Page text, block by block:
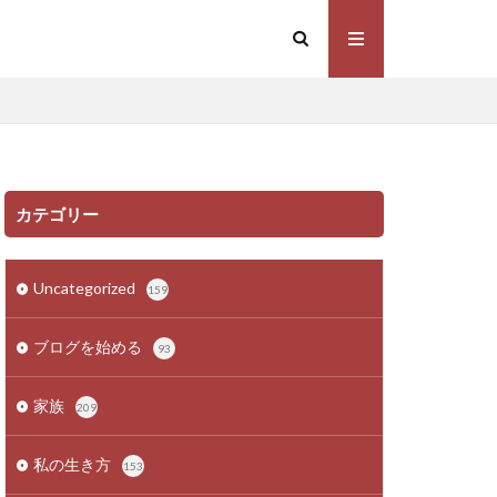
カテゴリー
Uncategorized 159
ブログを始める 93
家族 209
私の生き方 153